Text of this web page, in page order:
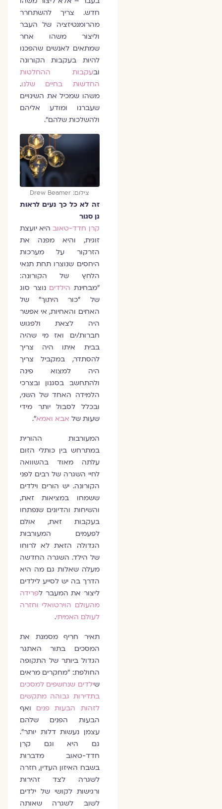
חדש. צריך להשתחרר
מהרומנטיזציה של העבר
וליצור משהו אחר
שמתאים לאנשים שהפכנו
להיות בעקבות הקורונה
ובעקבות ההחלטות
החדשות בחיים שלנו.
משהו שמכיל את השינויים
שעברנו ומודע אליהם
ולהשלכות שלהם".
צילום: Drew Beamer
זה לא כל כך נעים לראות
גן סגור
קרן חדד-טאובהיא יועצת
זוגית, והיא מפנה את
הזרקור על מערכות
היחסים שנוצרו תחת תנאי
הלחץ של הקורונה:
"מבחינתהילדיםנוצר סוג
של "כור היתוך" של
האחים והאחיות, אי אפשר
היה לצאת ולפגוש
חברות/ים ואז מי שהיה
בבית איתו היה צריך
להסתדר, במקביל צריך
היה למצוא פינה
ולהתחשב בסגנון ובצרכי
הלמידה האחד של השני,
ובכלל לסבול יותר מידי
שעות שלאבא ואמא".
המעורבות ההורית
במתרחש בין כותלי הזום
עלתה מאוד בהשוואה
לחיי השגרה של רבים לפני
הקורונה. יש הורים וילדים
ששמחו במציאות זאת,
והשיחות והדיונים שנפתחו
בעקבות זאת, אולם
לפעמים המעורבות
הגדולה הזאת לא לרוחו
של הילד. השגרה החדשה
מעלה שאלות גם מה היא
הדרך בה יש לסייע לילדים
ליצור את המעבר ל פרידה
מהעולם הוירטואלי וחזרה
לעולם האמיתי.
תאיר חריף מסמנת את
המסכים בתור האתגר
הגדול ביותר של התקופה
החולפת: "מחקרים מראים
שילדים שנחשפים למסכים
בתדירות גבוהה מתקשים
לזהות הבעות פנים ואף
הבעות הפנים שלהם
עצמן נעשות דלות יותר".
גם היא וגם קרן
חדד-טאוב מדברות
בשבח האיזון העדין, חזרה
לשגרה לצד זהירות
ורגישות לקושי של ילדים
לשוב לשגרה שאותה